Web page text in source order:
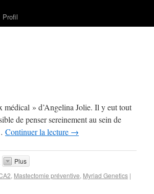
Profil
médical » d’Angelina Jolie. Il y eut tout
de penser sereinement au sein de
Continuer la lecture →
Plus
, Mastectomie préventive, Myriad Genetics |